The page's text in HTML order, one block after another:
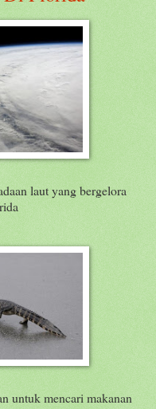
laut yang bergelora
untuk mencari makanan